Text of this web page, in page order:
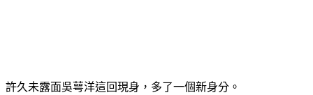
許久未露面吳萼洋這回現身，多了一個新身分。